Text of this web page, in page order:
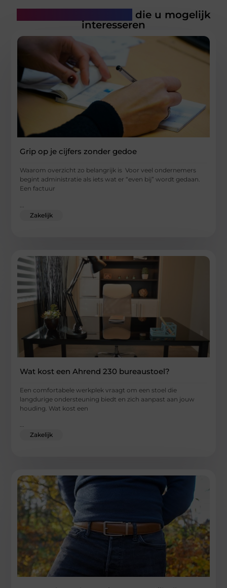
die u mogelijk
interesseren
Grip op je cijfers zonder gedoe
Waarom overzicht zo belangrijk is Voor veel ondernemers
begint administratie als iets wat er “even bij” wordt gedaan.
Een factuur
Zakelijk
Wat kost een Ahrend 230 bureaustoel?
Een comfortabele werkplek vraagt om een stoel die
langdurige ondersteuning biedt en zich aanpast aan jouw
houding. Wat kost een
...
Zakelijk